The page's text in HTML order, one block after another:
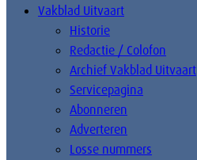
Vakblad Uitvaart
Historie
Redactie / Colofon
Archief Vakblad Uitvaart
Servicepagina
Abonneren
Adverteren
Losse nummers